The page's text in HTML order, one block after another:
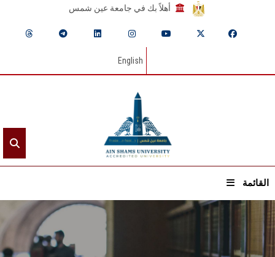
أهلاً بك في جامعة عين شمس
English
القائمة
الرئيسيـة
عن الجامعة